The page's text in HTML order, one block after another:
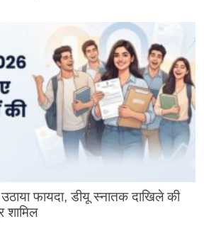
फायदा, डीयू स्नातक दाखिले की
शामिल